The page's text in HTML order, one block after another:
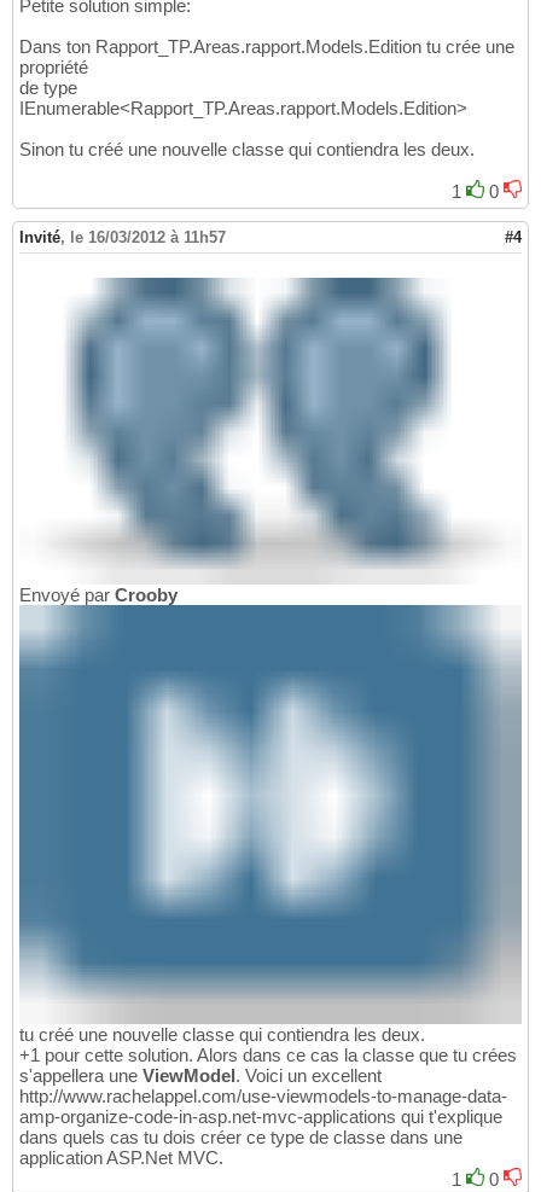
Petite solution simple:
Dans ton Rapport_TP.Areas.rapport.Models.Edition tu crée une
propriété
de type
IEnumerable<Rapport_TP.Areas.rapport.Models.Edition>
Sinon tu créé une nouvelle classe qui contiendra les deux.
1 0
Invité, le 16/03/2012 à 11h57 #4
Envoyé par Crooby
tu créé une nouvelle classe qui contiendra les deux.
+1 pour cette solution. Alors dans ce cas la classe que tu crées
s'appellera une ViewModel. Voici un excellent
http://www.rachelappel.com/use-viewmodels-to-manage-data-
amp-organize-code-in-asp.net-mvc-applications qui t'explique
dans quels cas tu dois créer ce type de classe dans une
application ASP.Net MVC.
1
0